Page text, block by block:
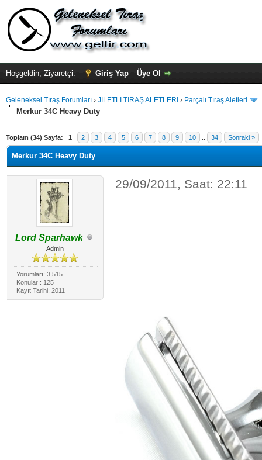
Hoşgeldin, Ziyaretçi: Giriş Yap Üye Ol
Geleneksel Tıraş Forumları › JİLETLİ TIRAŞ ALETLERİ › Parçalı Tıraş Aletleri
Merkur 34C Heavy Duty
Toplam (34) Sayfa: 1 2 3 4 5 6 7 8 9 10 34 Sonraki »
Merkur 34C Heavy Duty
Lord Sparhawk
Admin
Yorumları: 3,515
Konuları: 125
Kayıt Tarihi: 2011
29/09/2011, Saat: 22:11